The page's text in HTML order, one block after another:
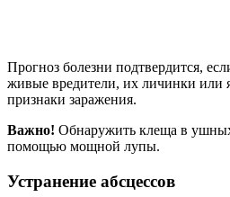
Прогноз болезни подтвердится,
живые вредители, их личинки или
признаки заражения.
Важно! Обнаружить клеща в
помощью мощной лупы.
Устранение абсцессов